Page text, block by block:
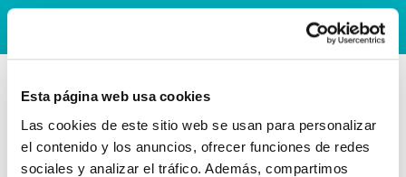
Esta página web usa cookies
Las cookies de este sitio web se usan para personalizar
el contenido y los anuncios, ofrecer funciones de redes
sociales y analizar el tráfico. Además, compartimos